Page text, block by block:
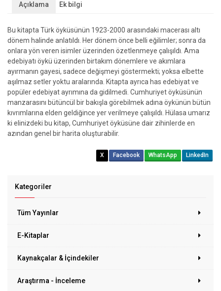
Kategoriler
Tüm Yayınlar
E-Kitaplar
Kaynakçalar & İçindekiler
Araştırma - İnceleme
Açıklama Ek bilgi
Bu kitapta Türk öyküsünün 1923-2000 arasındaki macerası altı
dönem halinde anlatıldı. Her dönem önce belli eğilimler; sonra da
onlara yön veren isimler üzerinden özetlenmeye çalışıldı. Ama
edebiyatı öykü üzerinden birtakım dönemlere ve akımlara
ayırmanın gayesi, sadece değişmeyi göstermekti; yoksa elbette
aşılmaz setler yoktu aralarında. Kitapta ayrıca has edebiyat ve
popüler edebiyat ayrımına da gidilmedi. Cumhuriyet öyküsünün
manzarasını bütüncül bir bakışla görebilmek adına öykünün bütün
kıvrımlarına elden geldiğince yer verilmeye çalışıldı. Hülasa umarız
ki elinizdeki bu kitap, Cumhuriyet öyküsüne dair zihinlerde en
azından genel bir harita oluşturabilir.
X Facebook WhatsApp LinkedIn